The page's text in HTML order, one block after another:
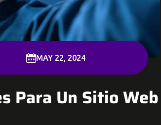
MAY 22, 2024
Para Un Sitio Web